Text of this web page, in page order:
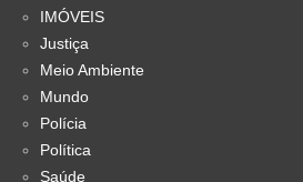
IMÓVEIS
Justiça
Meio Ambiente
Mundo
Polícia
Política
Saúde